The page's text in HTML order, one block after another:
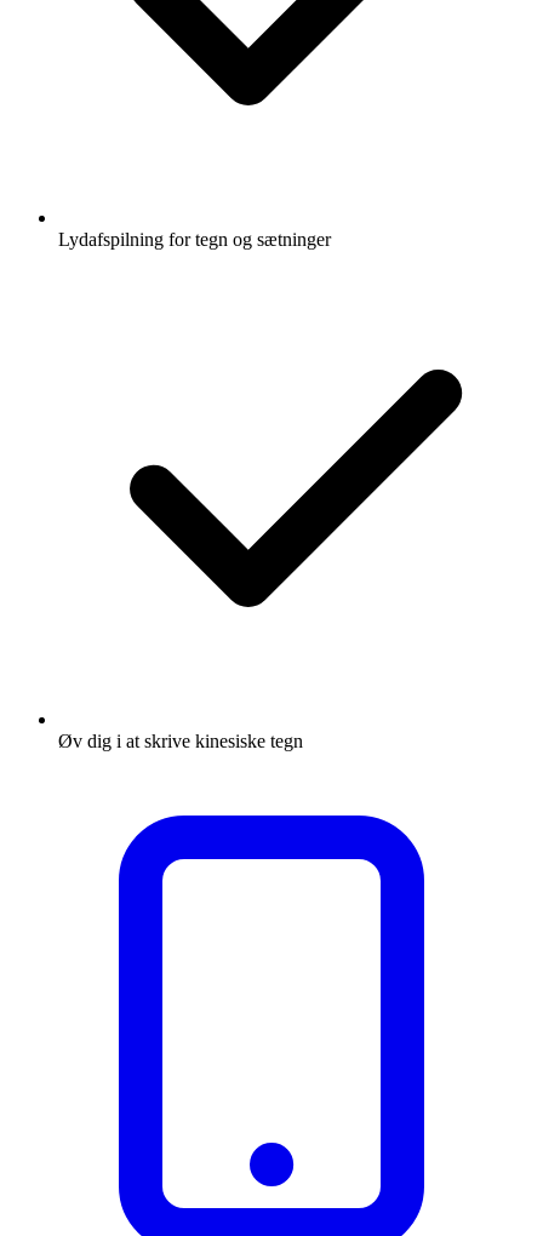
Lydafspilning for tegn og sætninger
Øv dig i at skrive kinesiske tegn